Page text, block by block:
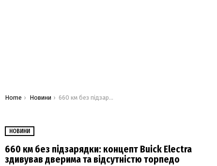
You are here:
Home Новини 660 км без підзарядки: концепт Buick Electra здивував дверима та відсутністю торпедо
НОВИНИ
660 км без підзарядки: концепт Buick Electra
здивував дверима та відсутністю торпедо